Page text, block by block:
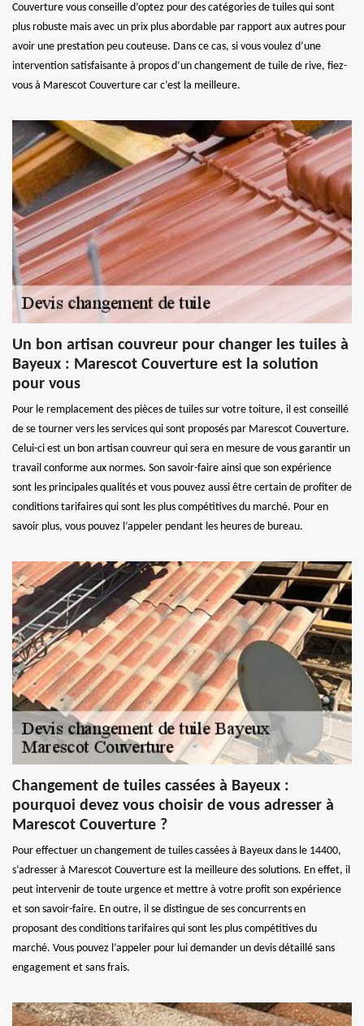
Couverture vous conseille d’optez pour des catégories de tuiles qui sont
plus robuste mais avec un prix plus abordable par rapport aux autres pour
avoir une prestation peu couteuse. Dans ce cas, si vous voulez d’une
intervention satisfaisante à propos d’un changement de tuile de rive, fiez-
vous à Marescot Couverture car c’est la meilleure.
Un bon artisan couvreur pour changer les tuiles à
Bayeux : Marescot Couverture est la solution
pour vous
Pour le remplacement des pièces de tuiles sur votre toiture, il est conseillé
de se tourner vers les services qui sont proposés par Marescot Couverture.
Celui-ci est un bon artisan couvreur qui sera en mesure de vous garantir un
travail conforme aux normes. Son savoir-faire ainsi que son expérience
sont les principales qualités et vous pouvez aussi être certain de profiter de
conditions tarifaires qui sont les plus compétitives du marché. Pour en
savoir plus, vous pouvez l’appeler pendant les heures de bureau.
Changement de tuiles cassées à Bayeux :
pourquoi devez vous choisir de vous adresser à
Marescot Couverture ?
Pour effectuer un changement de tuiles cassées à Bayeux dans le 14400,
s’adresser à Marescot Couverture est la meilleure des solutions. En effet, il
peut intervenir de toute urgence et mettre à votre profit son expérience
et son savoir-faire. En outre, il se distingue de ses concurrents en
proposant des conditions tarifaires qui sont les plus compétitives du
marché. Vous pouvez l’appeler pour lui demander un devis détaillé sans
engagement et sans frais.